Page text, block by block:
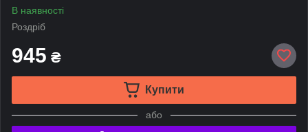
В наявності
Роздріб
945 ₴
Купити
або